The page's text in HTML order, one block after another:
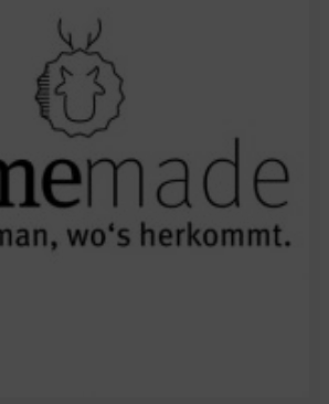
Standort Neuruppin
Museum Wustrau
Dosse